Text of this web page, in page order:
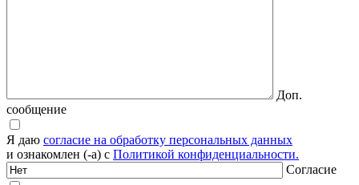
Доп.
сообщение
Я даю согласие на обработку персональных данных
и ознакомлен (-а) с Политикой конфиденциальности.
Согласие